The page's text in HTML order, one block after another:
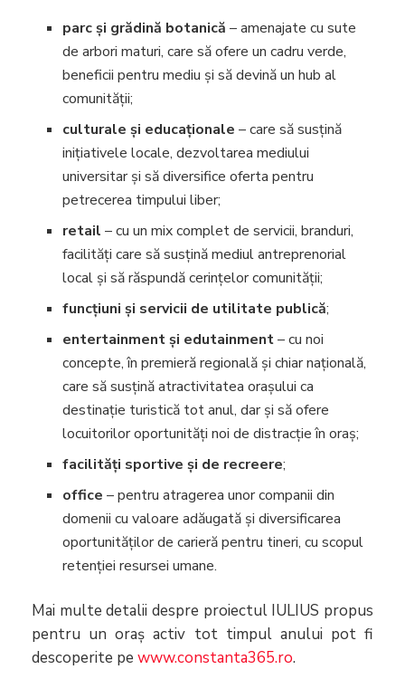
parc și grădină botanică – amenajate cu sute
de arbori maturi, care să ofere un cadru verde,
beneficii pentru mediu și să devină un hub al
comunității;
culturale și educaționale – care să susțină
inițiativele locale, dezvoltarea mediului
universitar și să diversifice oferta pentru
petrecerea timpului liber;
retail – cu un mix complet de servicii, branduri,
facilități care să susțină mediul antreprenorial
local și să răspundă cerințelor comunității;
funcțiuni și servicii de utilitate publică;
entertainment și edutainment– cu noi
concepte, în premieră regională și chiar națională,
care să susțină atractivitatea orașului ca
destinație turistică tot anul, dar și să ofere
locuitorilor oportunități noi de distracție în oraș;
facilități sportive și de recreere;
office – pentru atragerea unor companii din
domenii cu valoare adăugată și diversificarea
oportunităților de carieră pentru tineri, cu scopul
retenției resursei umane.
Mai multe detalii despre proiectul IULIUS propus
pentru un oraș activ tot timpul anului pot fi
descoperite pe www.constanta365.ro.